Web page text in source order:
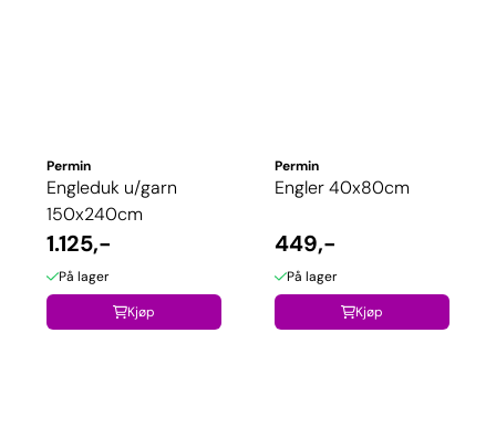
Permin
Engleduk u/garn
150x240cm
1.125,-
På lager
Kjøp
Permin
Engler 40x80cm
449,-
På lager
Kjøp